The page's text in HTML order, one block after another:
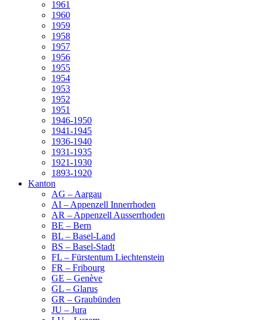
1961
1960
1959
1958
1957
1956
1955
1954
1953
1952
1951
1946-1950
1941-1945
1936-1940
1931-1935
1921-1930
1893-1920
Kanton
AG – Aargau
AI – Appenzell Innerrhoden
AR – Appenzell Ausserrhoden
BE – Bern
BL – Basel-Land
BS – Basel-Stadt
FL – Fürstentum Liechtenstein
FR – Fribourg
GE – Genève
GL – Glarus
GR – Graubünden
JU – Jura